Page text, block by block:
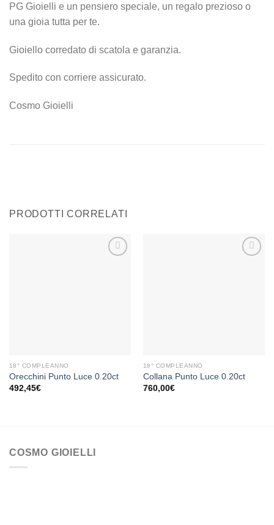
PG Gioielli e un pensiero speciale, un regalo prezioso o
una gioia tutta per te.
Gioiello corredato di scatola e garanzia.
Spedito con corriere assicurato.
Cosmo Gioielli
PRODOTTI CORRELATI
18° COMPLEANNO
Orecchini Punto Luce 0.20ct
492,45€
18° COMPLEANNO
Collana Punto Luce 0.20ct
760,00€
COSMO GIOIELLI